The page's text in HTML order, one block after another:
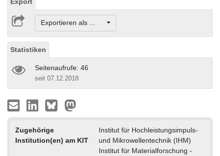
Exportieren als ...
Statistiken
Seitenaufrufe: 46
seit 07.12.2018
Zugehörige
Institution(en) am KIT
Institut für Hochleistungsimpuls-
und Mikrowellentechnik (IHM)
Institut für Materialforschung -